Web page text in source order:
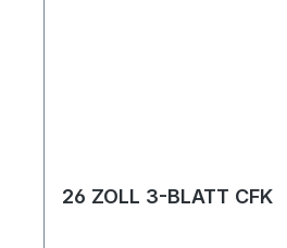
26 ZOLL 3-BLATT CFK